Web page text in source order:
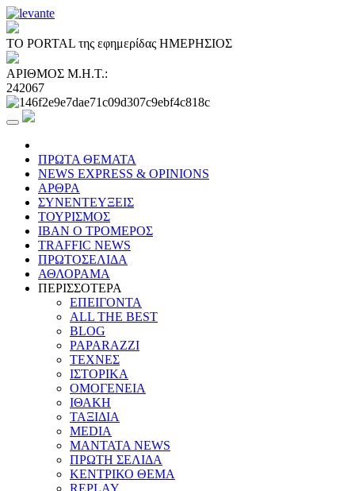
ΤΟ PORTAL της εφημερίδας ΗΜΕΡΗΣΙΟΣ
ΑΡΙΘΜΟΣ Μ.Η.Τ.:
242067
ΠΡΩΤΑ ΘΕΜΑΤΑ
NEWS EXPRESS & OPINIONS
ΑΡΘΡΑ
ΣΥΝΕΝΤΕΥΞΕΙΣ
ΤΟΥΡΙΣΜΟΣ
ΙΒΑΝ Ο ΤΡΟΜΕΡΟΣ
TRAFFIC NEWS
ΠΡΩΤΟΣΕΛΙΔΑ
ΑΘΛΟΡΑΜΑ
ΠΕΡΙΣΣΟΤΕΡΑ
ΕΠΕΙΓΟΝΤΑ
ALL THE BEST
BLOG
PAPARAZZI
ΤΕΧΝΕΣ
ΙΣΤΟΡΙΚΑ
ΟΜΟΓΕΝΕΙΑ
ΙΘΑΚΗ
ΤΑΞΙΔΙΑ
MEDIA
MANTATA NEWS
ΠΡΩΤΗ ΣΕΛΙΔΑ
ΚΕΝΤΡΙΚΟ ΘΕΜΑ
REPLAY